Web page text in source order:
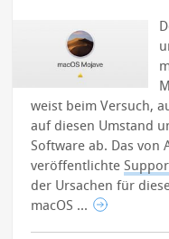
weist beim Versuch,
auf diesen Umstand
Software ab. Das von
veröffentlichte
der Ursachen für
macOS ...